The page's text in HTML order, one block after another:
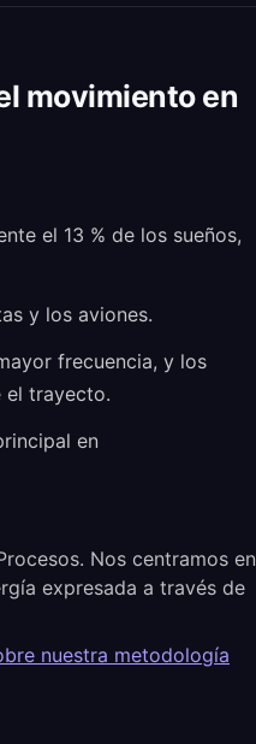
movimiento en
el 13 % de los sueños,
y los aviones.
frecuencia, y los
el trayecto.
en
Nos centramos en
expresada a través de
nuestra metodología